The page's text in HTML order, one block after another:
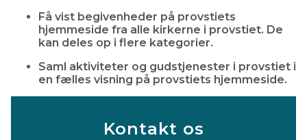
Få vist begivenheder på provstiets
hjemmeside fra alle kirkerne i provstiet. De
kan deles op i flere kategorier.
Saml aktiviteter og gudstjenester i provstiet i
en fælles visning på provstiets hjemmeside.
Kontakt os